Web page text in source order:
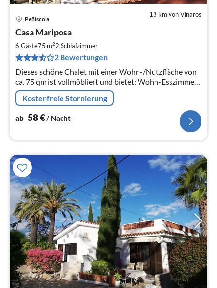
13 km von Vinaros
Peñiscola
Casa Mariposa
6 Gäste75 m22 Schlafzimmer
2 Bewertungen
Dieses schöne Chalet mit einer Wohn-/Nutzfläche von
ca. 75 qm ist vollmöbliert und bietet: Wohn-Esszimmer,
2 Schlafzimmer, 2 Bäder, 1 Kinder/Arbeitszimmer,
Wintergarten, Terrasse
Kostenfreie Stornierung
ab 58€/ Nacht